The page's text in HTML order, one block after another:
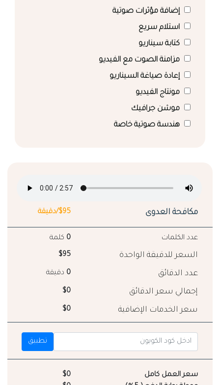
إضافة مؤثرات صوتية
استلام سريع
كتابة سيناريو
مزامنة الصوت مع الفيديو
إعادة صياغة السيناريو
مونتاج الفيديو
موشن جرافيك
هندسة صوتية خاصة
مكافحة العدوى $95/دقيقة
عدد الكلمات 0 كلمة
السعر للدقيقة الواحدة $95
عدد الدقائق 0 دقيقة
إجمالي سعر الدقائق $0
سعر الخدمات الإضافية $0
تطبيق
سعر العمل كامل
$0